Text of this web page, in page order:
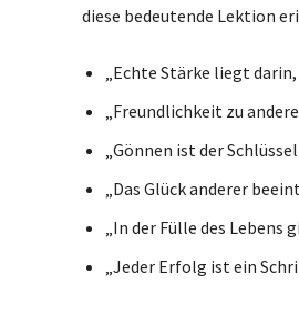
diese bedeutende Lektion
„Echte Stärke liegt
„Freundlichkeit zu
„Gönnen ist der
„Das Glück anderer
„In der Fülle des Lebens
„Jeder Erfolg ist ein